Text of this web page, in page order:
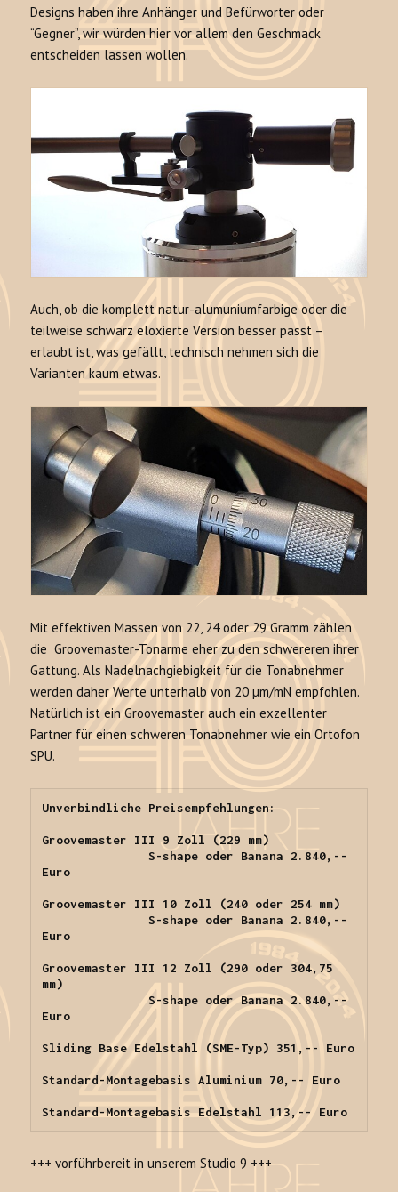
Designs haben ihre Anhänger und Befürworter oder
“Gegner”, wir würden hier vor allem den Geschmack
entscheiden lassen wollen.
Auch, ob die komplett natur-alumuniumfarbige oder die
teilweise schwarz eloxierte Version besser passt –
erlaubt ist, was gefällt, technisch nehmen sich die
Varianten kaum etwas.
Mit effektiven Massen von 22, 24 oder 29 Gramm zählen
die Groovemaster-Tonarme eher zu den schwereren ihrer
Gattung. Als Nadelnachgiebigkeit für die Tonabnehmer
werden daher Werte unterhalb von 20 µm/mN empfohlen.
Natürlich ist ein Groovemaster auch ein exzellenter
Partner für einen schweren Tonabnehmer wie ein Ortofon
SPU.
Unverbindliche Preisempfehlungen:
Groovemaster III 9 Zoll (229 mm)
               S-shape oder Banana 2.840,--
Euro
Groovemaster III 10 Zoll (240 oder 254 mm)
               S-shape oder Banana 2.840,--
Euro
Groovemaster III 12 Zoll (290 oder 304,75
mm)
               S-shape oder Banana 2.840,--
Euro
Sliding Base Edelstahl (SME-Typ) 351,-- Euro
Standard-Montagebasis Aluminium 70,-- Euro
Standard-Montagebasis Edelstahl 113,-- Euro
+++ vorführbereit in unserem Studio 9 +++